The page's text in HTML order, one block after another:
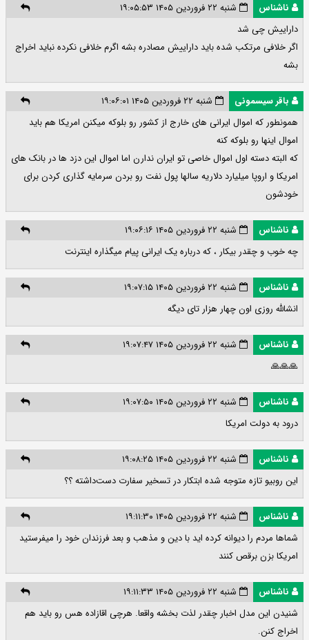
ناشناس
شنبه ۲۲ فروردین ۱۴۰۵ ۱۹:۰۵:۵۳
داراییش چی شد
اگر خلافی مرتکب شده باید داراییش مصادره بشه اگرم خلافی نکرده نباید اخراج
بشه
باقر سیسمونی
شنبه ۲۲ فروردین ۱۴۰۵ ۱۹:۰۶:۰۱
همونطور که اموال ایرانی های خارج از کشور رو بلوکه میکنن امریکا هم باید
اموال اینها رو بلوکه کنه
که البته دسته اول اموال خاصی تو ایران ندارن اما اموال این دزد ها در بانک های
امریکا و اروپا میلیارد دلاریه سالها پول نفت رو بردن سرمایه گذاری کردن برای
خودشون
ناشناس
شنبه ۲۲ فروردین ۱۴۰۵ ۱۹:۰۶:۱۶
چه خوب و چقدر بیکار ، که درباره یک ایرانی پیام میگذاره اینترنت
ناشناس
شنبه ۲۲ فروردین ۱۴۰۵ ۱۹:۰۷:۱۵
انشالله روزی اون چهار هزار تای دیگه
ناشناس
شنبه ۲۲ فروردین ۱۴۰۵ ۱۹:۰۷:۴۷
🙏🙏🙏
ناشناس
شنبه ۲۲ فروردین ۱۴۰۵ ۱۹:۰۷:۵۰
درود به دولت امریکا
ناشناس
شنبه ۲۲ فروردین ۱۴۰۵ ۱۹:۰۸:۲۵
این روبیو تازه متوجه شده ابتکار در تسخیر سفارت دست‌داشته ؟؟
ناشناس
شنبه ۲۲ فروردین ۱۴۰۵ ۱۹:۱۱:۳۰
شماها مردم را دیوانه کرده اید با دین و مذهب و بعد فرزندان خود را میفرستید
امریکا بزن برقص کنند
ناشناس
شنبه ۲۲ فروردین ۱۴۰۵ ۱۹:۱۱:۳۳
شنیدن این مدل اخبار چقدر لذت بخشه واقعا. هرچی اقازاده هس رو باید هم
اخراج کنن.